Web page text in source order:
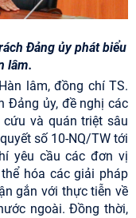
Đảng ủy phát biểu
lâm.
lâm, đồng chí TS.
Đảng ủy, đề nghị các
và quán triệt sâu
số 10-NQ/TW tới
yêu cầu các đơn vị
hóa các giải pháp
gắn với thực tiễn về
ngoài. Đồng thời,